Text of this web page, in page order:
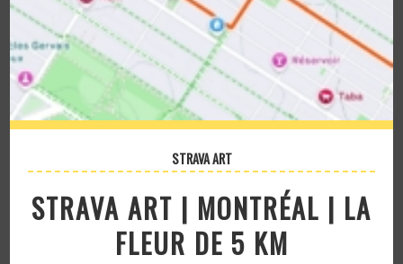
STRAVA ART
STRAVA ART | MONTRÉAL | LA
FLEUR DE 5 KM